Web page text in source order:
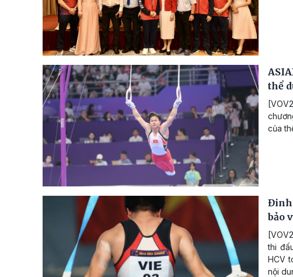
thể
của
Đinh
bảo
thi
HCV
nội